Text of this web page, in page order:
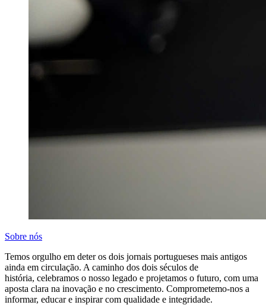
Sobre nós
Temos orgulho em deter os dois jornais portugueses mais antigos
ainda em circulação. A caminho dos dois séculos de
história, celebramos o nosso legado e projetamos o futuro, com uma
aposta clara na inovação e no crescimento. Comprometemo-nos a
informar, educar e inspirar com qualidade e integridade.